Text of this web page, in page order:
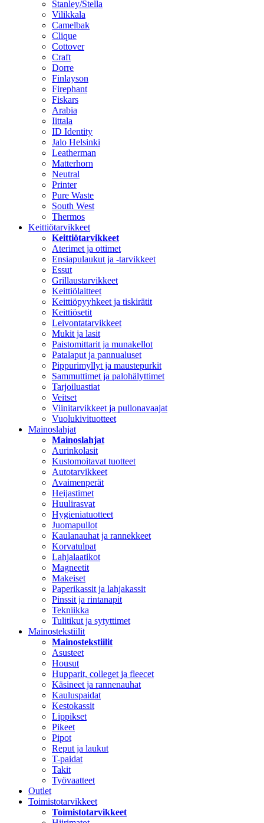
Stanley/Stella
Vilikkala
Camelbak
Clique
Cottover
Craft
Dorre
Finlayson
Firephant
Fiskars
Arabia
Iittala
ID Identity
Jalo Helsinki
Leatherman
Matterhorn
Neutral
Printer
Pure Waste
South West
Thermos
Keittiötarvikkeet
Keittiötarvikkeet
Aterimet ja ottimet
Ensiapulaukut ja -tarvikkeet
Essut
Grillaustarvikkeet
Keittiölaitteet
Keittiöpyyhkeet ja tiskirätit
Keittiösetit
Leivontatarvikkeet
Mukit ja lasit
Paistomittarit ja munakellot
Patalaput ja pannualuset
Pippurimyllyt ja maustepurkit
Sammuttimet ja palohälyttimet
Tarjoiluastiat
Veitset
Viinitarvikkeet ja pullonavaajat
Vuolukivituotteet
Mainoslahjat
Mainoslahjat
Aurinkolasit
Kustomoitavat tuotteet
Autotarvikkeet
Avaimenperät
Heijastimet
Huulirasvat
Hygieniatuotteet
Juomapullot
Kaulanauhat ja rannekkeet
Korvatulpat
Lahjalaatikot
Magneetit
Makeiset
Paperikassit ja lahjakassit
Pinssit ja rintanapit
Tekniikka
Tulitikut ja sytyttimet
Mainostekstiilit
Mainostekstiilit
Asusteet
Housut
Hupparit, colleget ja fleecet
Käsineet ja rannenauhat
Kauluspaidat
Kestokassit
Lippikset
Pikeet
Pipot
Reput ja laukut
T-paidat
Takit
Työvaatteet
Outlet
Toimistotarvikkeet
Toimistotarvikkeet